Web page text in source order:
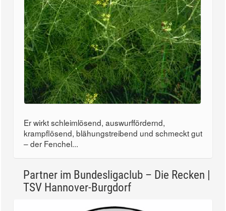
Er wirkt schleimlösend, auswurffördernd,
krampflösend, blähungstreibend und schmeckt gut
– der Fenchel...
Partner im Bundesligaclub – Die Recken |
TSV Hannover-Burgdorf